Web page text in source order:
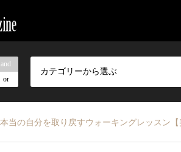
and
or
カテゴリーから選ぶ
当の自分を取り戻すウォーキングレッスン【